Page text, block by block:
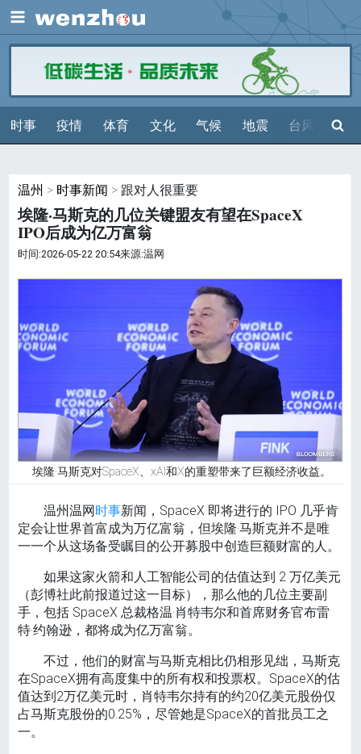
展开
时事 疫情 体育 文化 气候 地震 台风 天气
搜索
温州 > 时事新闻 > 跟对人很重要
埃隆·马斯克的几位关键盟友有望在SpaceX
IPO后成为亿万富翁
时间:2026-05-22 20:54来源:温网
埃隆·马斯克对SpaceX、xAI和X的重塑带来了巨额经济收益。
温州温网 时事新闻，SpaceX 即将进行的 IPO 几乎肯
定会让世界首富成为万亿富翁，但埃隆·马斯克并不是唯
一一个从这场备受瞩目的公开募股中创造巨额财富的人。
如果这家火箭和人工智能公司的估值达到 2 万亿美元
（彭博社此前报道过这一目标），那么他的几位主要副
手，包括 SpaceX 总裁格温·肖特韦尔和首席财务官布雷
特·约翰逊，都将成为亿万富翁。
不过，他们的财富与马斯克相比仍相形见绌，马斯克
在SpaceX拥有高度集中的所有权和投票权。SpaceX的估
值达到2万亿美元时，肖特韦尔持有的约20亿美元股份仅
占马斯克股份的0.25%，尽管她是SpaceX的首批员工之
一。